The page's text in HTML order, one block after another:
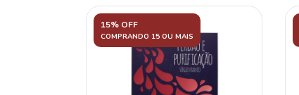
15% OFF
COMPRANDO 15 OU MAIS